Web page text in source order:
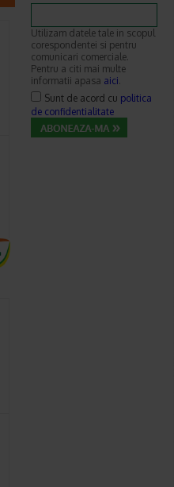
Utilizam datele tale in scopul
corespondentei si pentru
comunicari comerciale.
Pentru a citi mai multe
informatii apasa aici.
Sunt de acord cu politica
de confidentialitate